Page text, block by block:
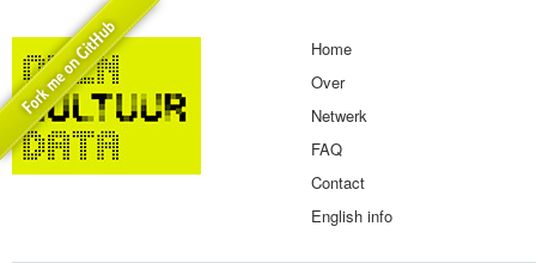
Home
Over
Netwerk
FAQ
Contact
English info